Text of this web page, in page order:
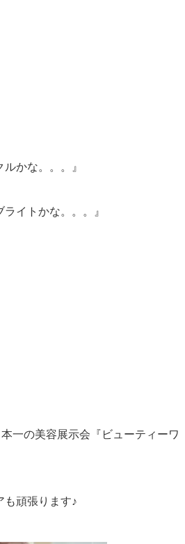
かな。。。』
イトかな。。。』
一の美容展示会『ビューティーワ
も頑張ります♪